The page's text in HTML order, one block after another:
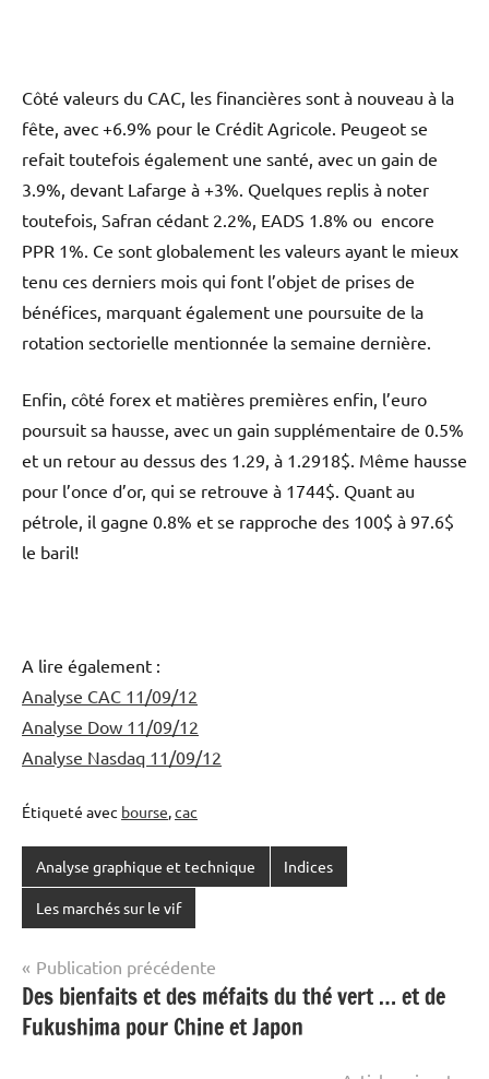
Côté valeurs du CAC, les financières sont à nouveau à la
fête, avec +6.9% pour le Crédit Agricole. Peugeot se
refait toutefois également une santé, avec un gain de
3.9%, devant Lafarge à +3%. Quelques replis à noter
toutefois, Safran cédant 2.2%, EADS 1.8% ou encore
PPR 1%. Ce sont globalement les valeurs ayant le mieux
tenu ces derniers mois qui font l’objet de prises de
bénéfices, marquant également une poursuite de la
rotation sectorielle mentionnée la semaine dernière.
Enfin, côté forex et matières premières enfin, l’euro
poursuit sa hausse, avec un gain supplémentaire de 0.5%
et un retour au dessus des 1.29, à 1.2918$. Même hausse
pour l’once d’or, qui se retrouve à 1744$. Quant au
pétrole, il gagne 0.8% et se rapproche des 100$ à 97.6$
le baril!
A lire également :
Analyse CAC 11/09/12
Analyse Dow 11/09/12
Analyse Nasdaq 11/09/12
Étiqueté avec bourse,cac
Analyse graphique et technique Indices
Les marchés sur le vif
Navigation
de
l’article
Publication précédente
Des bienfaits et des méfaits du thé vert … et de
Fukushima pour Chine et Japon